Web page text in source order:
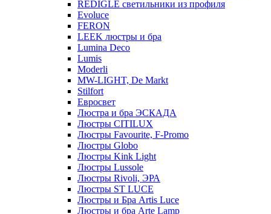
REDIGLE светильники из профиля
Evoluce
FERON
LEEK люстры и бра
Lumina Deco
Lumis
Moderli
MW-LIGHT, De Markt
Stilfort
Евросвет
Люстра и бра ЭСКАДА
Люстры CITILUX
Люстры Favourite, F-Promo
Люстры Globo
Люстры Kink Light
Люстры Lussole
Люстры Rivoli, ЭРА
Люстры ST LUCE
Люстры и Бра Artis Luce
Люстры и бра Arte Lamp